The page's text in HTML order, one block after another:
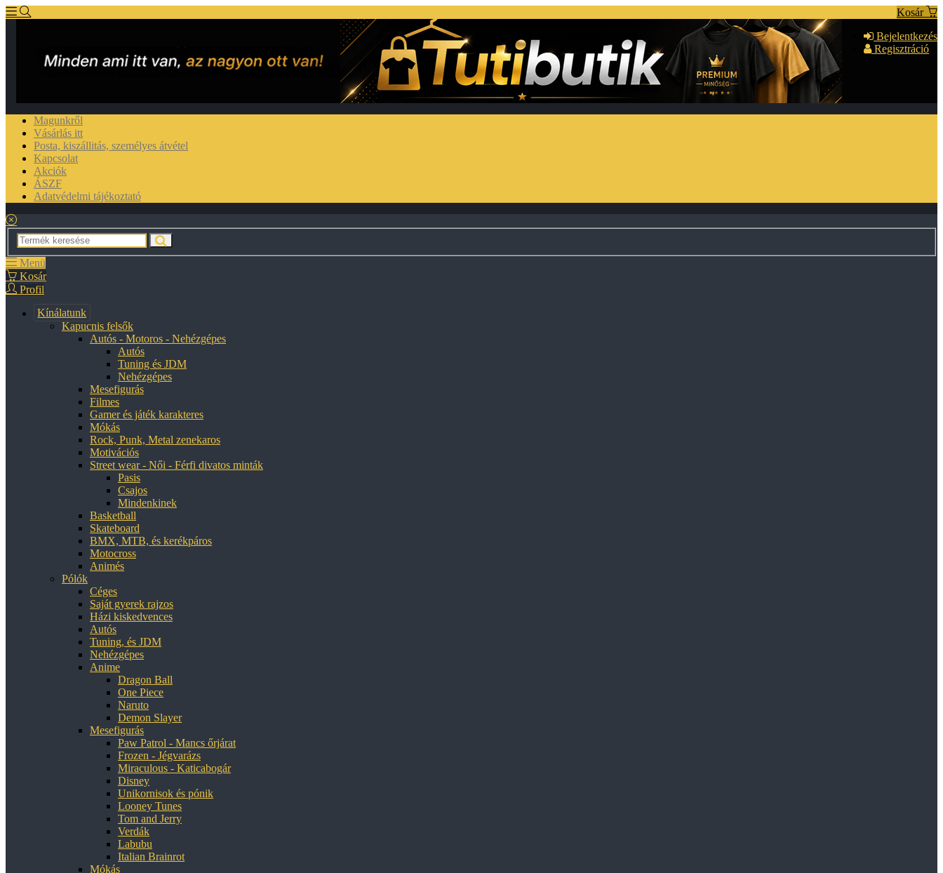
Kosár
Bejelentkezés
Regisztráció
Magunkről
Vásárlás itt
Posta, kiszállitás, személyes átvétel
Kapcsolat
Akciók
ÁSZF
Adatvédelmi tájékoztató
Menü
Kosár
Profil
Kínálatunk
Kapucnis felsők
Autós - Motoros - Nehézgépes
Autós
Tuning és JDM
Nehézgépes
Mesefigurás
Filmes
Gamer és játék karakteres
Mókás
Rock, Punk, Metal zenekaros
Motivációs
Street wear - Női - Férfi divatos minták
Pasis
Csajos
Mindenkinek
Basketball
Skateboard
BMX, MTB, és kerékpáros
Motocross
Animés
Pólók
Céges
Saját gyerek rajzos
Házi kiskedvences
Autós
Tuning, és JDM
Nehézgépes
Anime
Dragon Ball
One Piece
Naruto
Demon Slayer
Mesefigurás
Paw Patrol - Mancs őrjárat
Frozen - Jégvarázs
Miraculous - Katicabogár
Disney
Unikornisok és pónik
Looney Tunes
Tom and Jerry
Verdák
Labubu
Italian Brainrot
Mókás